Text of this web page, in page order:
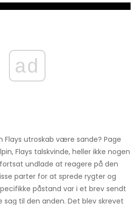
ad
Flays utroskab være sande? Page
Flays talskvinde, heller ikke nogen
undlade at reagere på den
parter for at sprede rygter og
påstand var i et brev sendt
sag til den anden. Det blev skrevet